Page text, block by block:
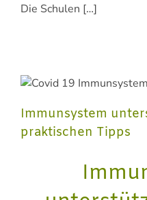
Die Schulen […]
Immunsystem
praktischen Tipps